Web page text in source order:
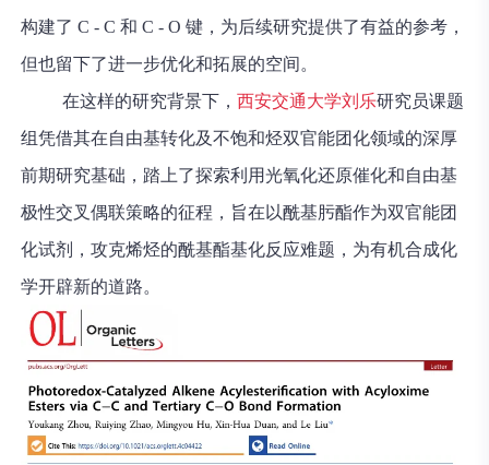
构建了 C - C 和 C - O 键，为后续研究提供了有益的参考，
但也留下了进一步优化和拓展的空间。
在这样的研究背景下，西安交通大学刘乐研究员课题
组凭借其在自由基转化及不饱和烃双官能团化领域的深厚
前期研究基础，踏上了探索利用光氧化还原催化和自由基
极性交叉偶联策略的征程，旨在以酰基肟酯作为双官能团
化试剂，攻克烯烃的酰基酯基化反应难题，为有机合成化
学开辟新的道路。